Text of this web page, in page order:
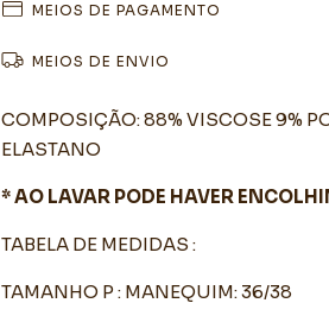
MEIOS DE PAGAMENTO
MEIOS DE ENVIO
COMPOSIÇÃO: 88% VISCOSE 9%
ELASTANO
* AO LAVAR PODE HAVER
TABELA DE MEDIDAS :
TAMANHO P : MANEQUIM: 36/38